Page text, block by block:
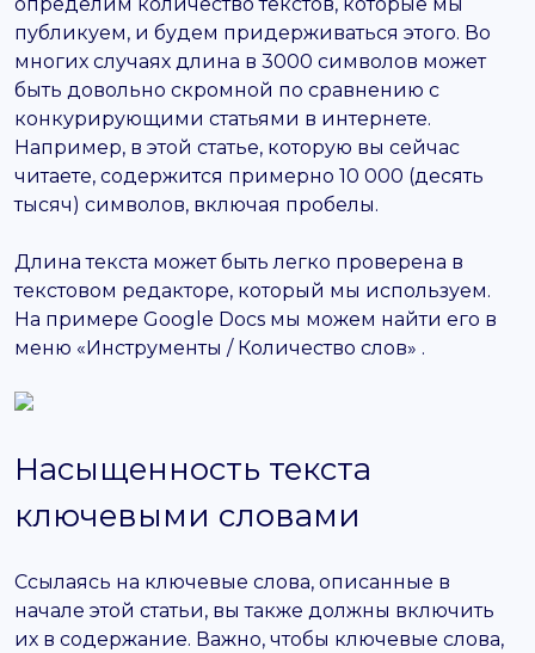
определим количество текстов, которые мы
публикуем, и будем придерживаться этого. Во
многих случаях длина в 3000 символов может
быть довольно скромной по сравнению с
конкурирующими статьями в интернете.
Например, в этой статье, которую вы сейчас
читаете, содержится примерно 10 000 (десять
тысяч) символов, включая пробелы.
Длина текста может быть легко проверена в
текстовом редакторе, который мы используем.
На примере Google Docs мы можем найти его в
меню «Инструменты / Количество слов» .
Насыщенность текста
ключевыми словами
Ссылаясь на ключевые слова, описанные в
начале этой статьи, вы также должны включить
их в содержание. Важно, чтобы ключевые слова,